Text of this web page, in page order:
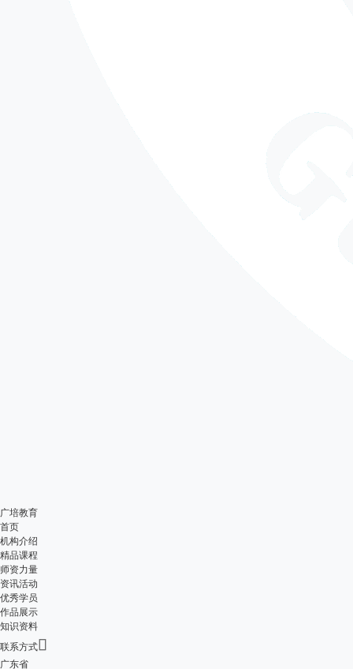
广培教育
首页
机构介绍
精品课程
师资力量
资讯活动
优秀学员
作品展示
知识资料
联系方式
广东省